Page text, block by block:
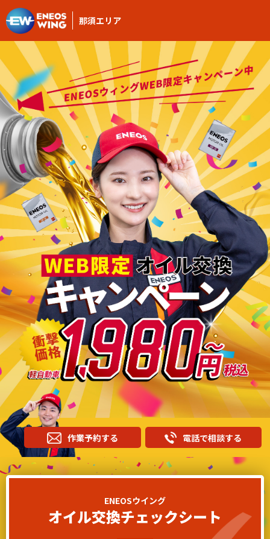
那須エリア
作業予約する 電話で相談する
ENEOSウイング
オイル交換チェックシート